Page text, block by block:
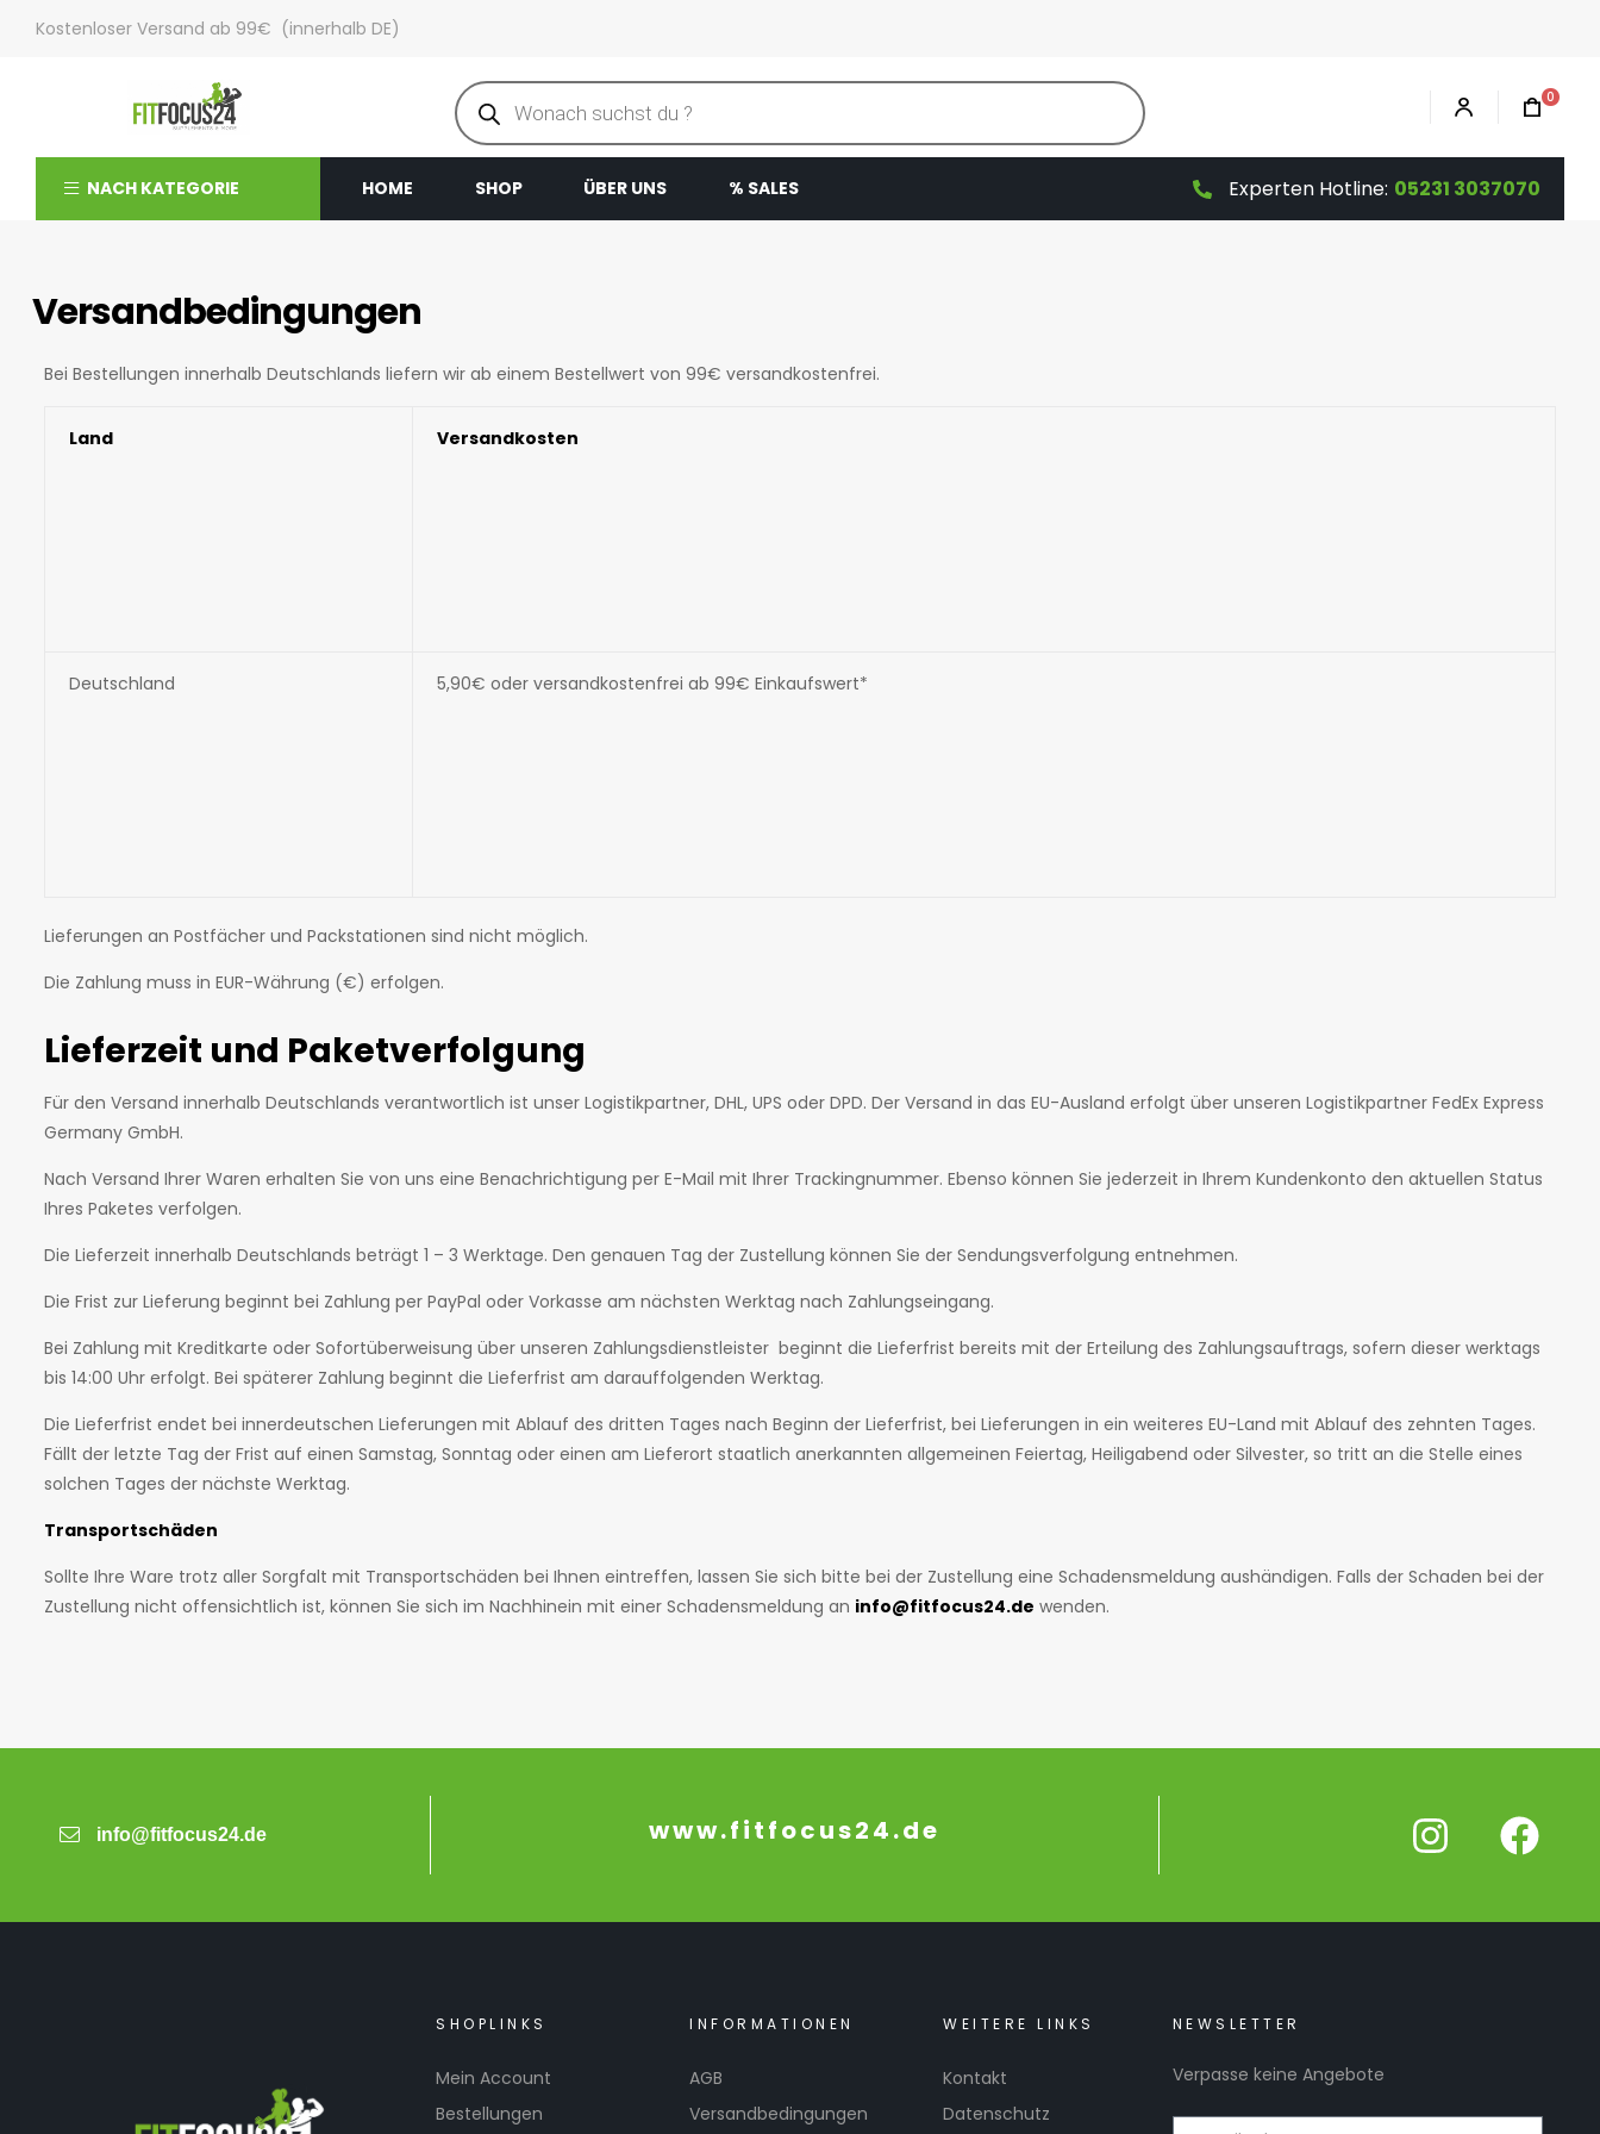
Kostenloser Versand ab 99€ (innerhalb DE)
0
NACH KATEGORIE HOME SHOP ÜBER UNS % SALES Experten Hotline: 05231 3037070
Versandbedingungen
Bei Bestellungen innerhalb Deutschlands liefern wir ab einem Bestellwert von 99€ versandkostenfrei.
Land Versandkosten
Deutschland 5,90€ oder versandkostenfrei ab 99€ Einkaufswert*
Lieferungen an Postfächer und Packstationen sind nicht möglich.
Die Zahlung muss in EUR-Währung (€) erfolgen.
Lieferzeit und Paketverfolgung
Für den Versand innerhalb Deutschlands verantwortlich ist unser Logistikpartner, DHL, UPS oder DPD. Der Versand in das EU-Ausland erfolgt über unseren Logistikpartner FedEx Express
Germany GmbH.
Nach Versand Ihrer Waren erhalten Sie von uns eine Benachrichtigung per E-Mail mit Ihrer Trackingnummer. Ebenso können Sie jederzeit in Ihrem Kundenkonto den aktuellen Status
Ihres Paketes verfolgen.
Die Lieferzeit innerhalb Deutschlands beträgt 1 – 3 Werktage. Den genauen Tag der Zustellung können Sie der Sendungsverfolgung entnehmen.
Die Frist zur Lieferung beginnt bei Zahlung per PayPal oder Vorkasse am nächsten Werktag nach Zahlungseingang.
Bei Zahlung mit Kreditkarte oder Sofortüberweisung über unseren Zahlungsdienstleister beginnt die Lieferfrist bereits mit der Erteilung des Zahlungsauftrags, sofern dieser werktags
bis 14:00 Uhr erfolgt. Bei späterer Zahlung beginnt die Lieferfrist am darauffolgenden Werktag.
Die Lieferfrist endet bei innerdeutschen Lieferungen mit Ablauf des dritten Tages nach Beginn der Lieferfrist, bei Lieferungen in ein weiteres EU-Land mit Ablauf des zehnten Tages.
Fällt der letzte Tag der Frist auf einen Samstag, Sonntag oder einen am Lieferort staatlich anerkannten allgemeinen Feiertag, Heiligabend oder Silvester, so tritt an die Stelle eines
solchen Tages der nächste Werktag.
Transportschäden
Sollte Ihre Ware trotz aller Sorgfalt mit Transportschäden bei Ihnen eintreffen, lassen Sie sich bitte bei der Zustellung eine Schadensmeldung aushändigen. Falls der Schaden bei der
Zustellung nicht offensichtlich ist, können Sie sich im Nachhinein mit einer Schadensmeldung an info@fitfocus24.de wenden.
info@fitfocus24.de www.fitfocus24.de
SHOPLINKS
Mein Account
Bestellungen
INFORMATIONEN
AGB
Versandbedingungen
WEITERE LINKS
Kontakt
Datenschutz
NEWSLETTER
Verpasse keine Angebote